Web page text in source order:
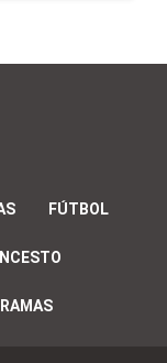
FÚTBOL